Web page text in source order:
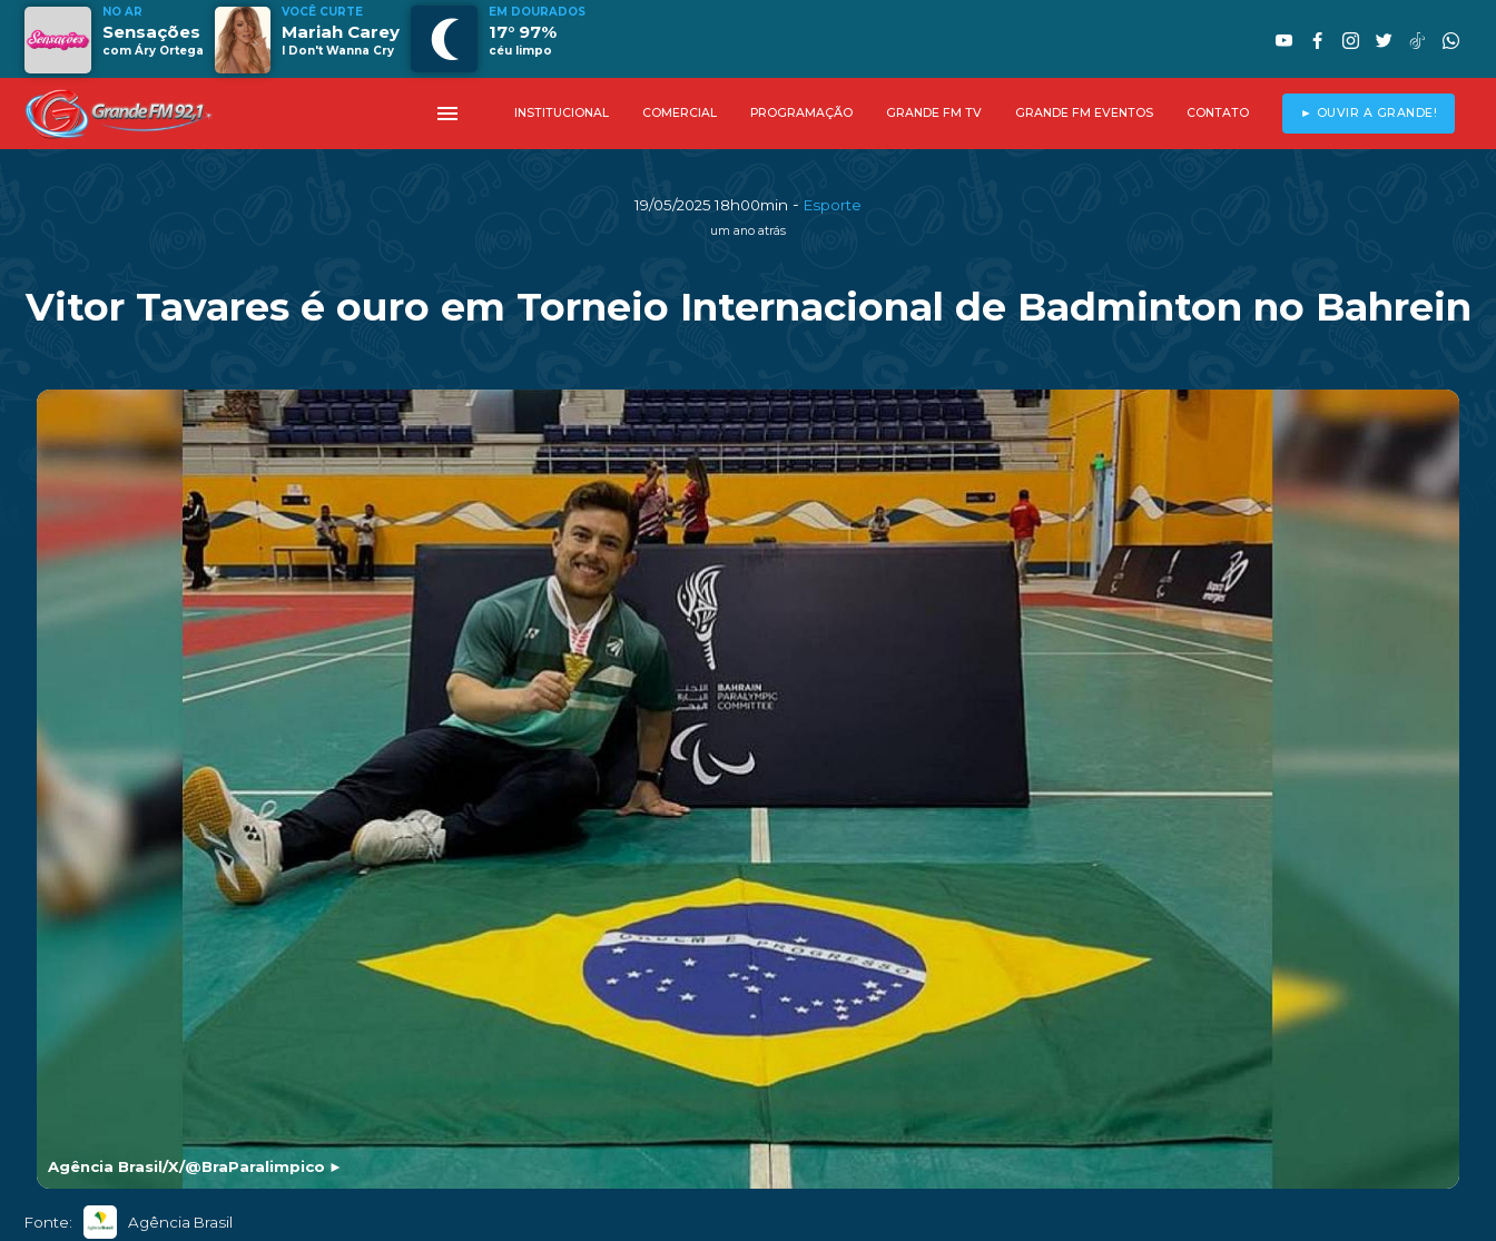
NO AR
Sensações
com Áry Ortega
VOCÊ CURTE
Mariah Carey
I Don't Wanna Cry
EM DOURADOS
17° 97%
céu limpo
menu INSTITUCIONAL COMERCIAL PROGRAMAÇÃO GRANDE FM TV GRANDE FM EVENTOS CONTATO ► OUVIR A GRANDE!
19/05/2025 18h00min - Esporte
um ano atrás
Vitor Tavares é ouro em Torneio Internacional de Badminton no Bahrein
Agência Brasil/X/@BraParalimpico ►
Fonte: Agência Brasil